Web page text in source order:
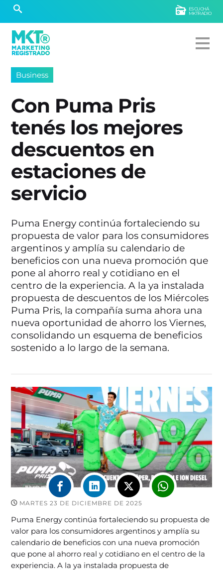
ESCUCHÁ
MKTRADIO
Business
Con Puma Pris
tenés los mejores
descuentos en
estaciones de
servicio
Puma Energy continúa fortaleciendo su
propuesta de valor para los consumidores
argentinos y amplía su calendario de
beneficios con una nueva promoción que
pone al ahorro real y cotidiano en el
centro de la experiencia. A la ya instalada
propuesta de descuentos de los Miércoles
Puma Pris, la compañía suma ahora una
nueva oportunidad de ahorro los Viernes,
consolidando un esquema de beneficios
sostenido a lo largo de la semana.
MARTES 23 DE DICIEMBRE DE 2025
Puma Energy continúa fortaleciendo su propuesta de
valor para los consumidores argentinos y amplía su
calendario de beneficios con una nueva promoción
que pone al ahorro real y cotidiano en el centro de la
experiencia. A la ya instalada propuesta de